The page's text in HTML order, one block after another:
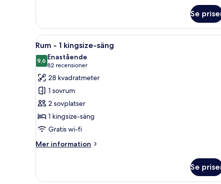
-
queensize-
säng
Se
Öppna
alla
foton
för
Rum
-
1
kingsize-
säng
Ett modernt hotellrum med
6
Rum - 1 kingsize-säng
9,69,6 av 10
Enastående
82 recensioner
(82 recensioner)
28 kvadratmeter
1 sovrum
2 sovplatser
1 kingsize-säng
Gratis wi-fi
Mer information
Mer
-
Se